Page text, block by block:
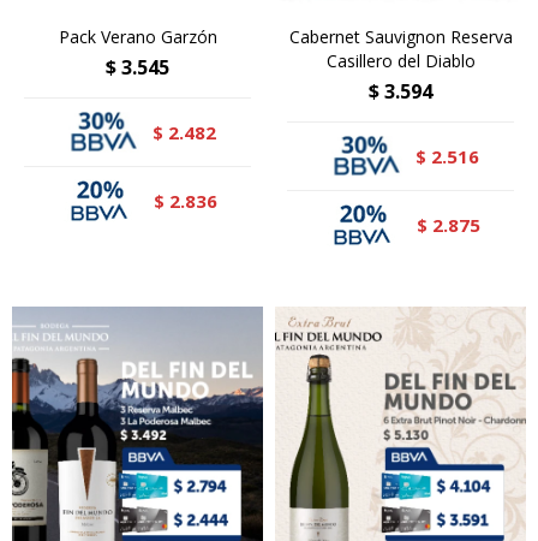
Pack Verano Garzón
$3.545
$ 2.482
$ 2.836
Cabernet Sauvignon Reserva
Casillero del Diablo
$3.594
$ 2.516
$ 2.875